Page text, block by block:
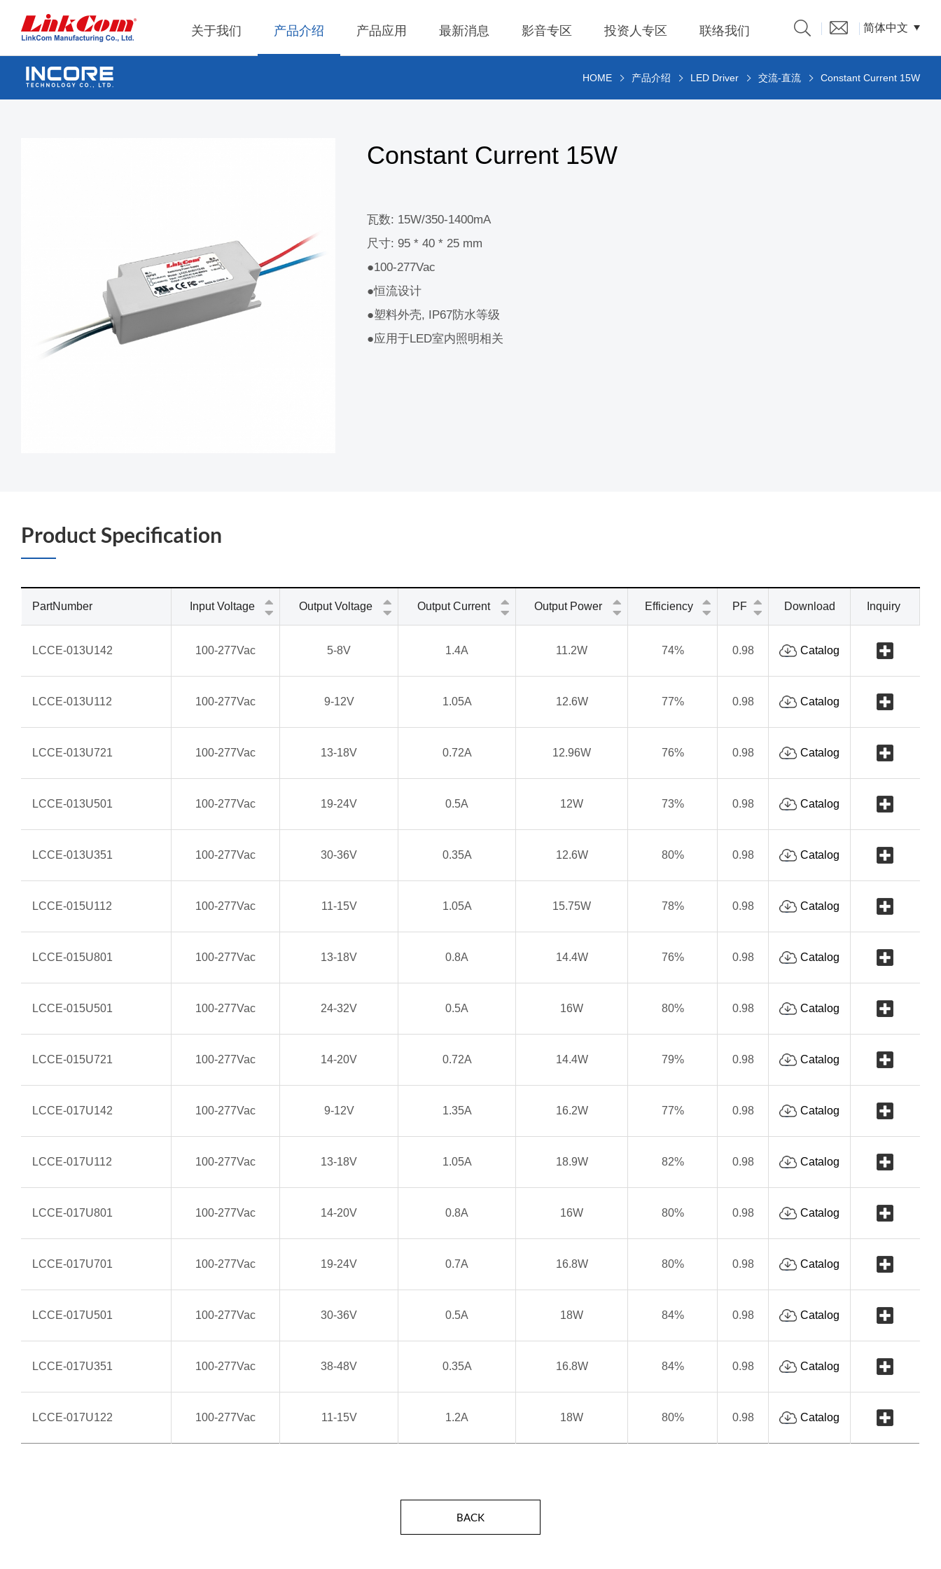
关于我们 产品介绍
射频磁性元件
電感
平板變壓器
Qi1.x RX 接收模组
Meter
Wall Switch
产品应用 最新消息 影音专区 投资人专区
法说会 公司发言人、代理发言人
联络我们 简体中文
HOME 产品介绍 LED Driver 交流-直流 Constant Current 15W
Constant Current 15W
瓦数: 15W/350-1400mA
尺寸: 95 * 40 * 25 mm
●100-277Vac
●恒流设计
●塑料外壳, IP67防水等级
●应用于LED室内照明相关
Product Specification
PartNumber Input Voltage Output Voltage Output Current Output Power Efficiency PF Download Inquiry
LCCE-013U142 100-277Vac 5-8V 1.4A 11.2W 74% 0.98 Catalog
LCCE-013U112 100-277Vac 9-12V 1.05A 12.6W 77% 0.98 Catalog
LCCE-013U721 100-277Vac 13-18V 0.72A 12.96W 76% 0.98 Catalog
LCCE-013U501 100-277Vac 19-24V 0.5A 12W 73% 0.98 Catalog
LCCE-013U351 100-277Vac 30-36V 0.35A 12.6W 80% 0.98 Catalog
LCCE-015U112 100-277Vac 11-15V 1.05A 15.75W 78% 0.98 Catalog
LCCE-015U801 100-277Vac 13-18V 0.8A 14.4W 76% 0.98 Catalog
LCCE-015U501 100-277Vac 24-32V 0.5A 16W 80% 0.98 Catalog
LCCE-015U721 100-277Vac 14-20V 0.72A 14.4W 79% 0.98 Catalog
LCCE-017U142 100-277Vac 9-12V 1.35A 16.2W 77% 0.98 Catalog
LCCE-017U112 100-277Vac 13-18V 1.05A 18.9W 82% 0.98 Catalog
LCCE-017U801 100-277Vac 14-20V 0.8A 16W 80% 0.98 Catalog
LCCE-017U701 100-277Vac 19-24V 0.7A 16.8W 80% 0.98 Catalog
LCCE-017U501 100-277Vac 30-36V 0.5A 18W 84% 0.98 Catalog
LCCE-017U351 100-277Vac 38-48V 0.35A 16.8W 84% 0.98 Catalog
LCCE-017U122 100-277Vac 11-15V 1.2A 18W 80% 0.98 Catalog
BACK